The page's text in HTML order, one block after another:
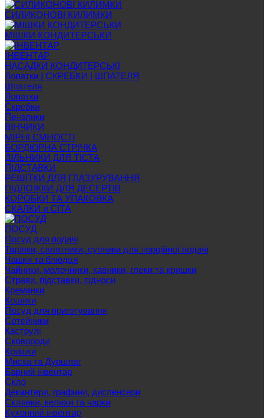
СИЛИКОНОВІ КИЛИМКИ
МІШКИ КОНДИТЕРСЬКИ
ІНВЕНТАР
НАСАДКИ КОНДИТЕРСЬКІ
Лопатки | СКРЕБКИ | ШПАТЕЛЯ
Шпателя
Лопатки
Скребки
Пензлики
ВІНЧИКИ
МІРНІ ЄМНОСТІ
БОРДЮРНА СТРІЧКА
ДІЛЬНИКИ ДЛЯ ТІСТА
ПІДСТАВКИ
РЕШІТКИ ДЛЯ ГЛАЗУРУВАННЯ
ПІДЛОЖКИ ДЛЯ ДЕСЕРТІВ
КОРОБКИ ТА УПАКОВКА
СКАЛКИ и СІТА
ПОСУД
Посуд для подачі
Тарілки, салатники, супники для порційної подачі
Чашки та блюдця
Чайники, молочники, кавники, глеки та кришки
Страви, підставки, підноси
Креманки
Кошики
Посуд для приготування
Сотейники
Каструлі
Сковороди
Кришки
Миска та Дуршлаг
Барний інвентар
Скло
Декантери, графини, диспенсери
Склянки, келихи та чарки
Кухонний інвентар